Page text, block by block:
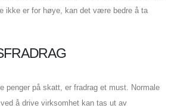
ikke er for høye, kan det være bedre å ta
penger på skatt, er fradrag et must. Normale
å drive virksomhet kan tas ut av